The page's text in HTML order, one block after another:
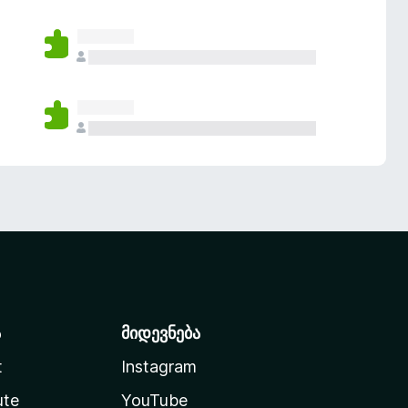
მიდევნება
Instagram
YouTube